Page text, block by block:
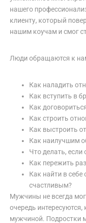
нашего
клиенту, который
нашим коучам и смог
Люди обращаются к
Как наладить
Как вступить в
Как
Как строить
Как выстроить
Как наилучшим
Что делать,
Как пережить
Как найти в
счастливым?
Мужчины не всегда
очередь
мужчиной. Подростки